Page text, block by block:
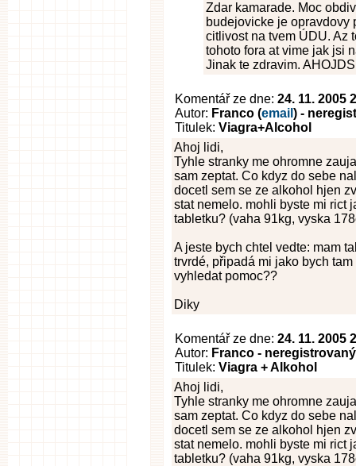
Zdar kamarade. Moc
budejovicke je opravdovy
citlivost na tvem ÚDU. Az
tohoto fora at vime jak jsi
Jinak te zdravim. AHOJDS
Komentář ze dne: 24. 11. 2005
Autor: Franco (email ) -
Titulek: Viagra+Alcohol
Ahoj lidi,
Tyhle stranky me ohromne
sam zeptat. Co kdyz do sebe
docetl sem se ze alkohol hjen
stat nemelo. mohli byste mi rict
tabletku? (vaha 91kg, vyska
A jeste bych chtel vedte: mam
trvrdé, připadá mi jako bych
vyhledat pomoc??
Diky
Komentář ze dne: 24. 11. 2005
Autor: Franco - neregistrovaný
Titulek: Viagra + Alkohol
Ahoj lidi,
Tyhle stranky me ohromne
sam zeptat. Co kdyz do sebe
docetl sem se ze alkohol hjen
stat nemelo. mohli byste mi rict
tabletku? (vaha 91kg, vyska